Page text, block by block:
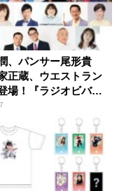
、パンサー尾形貴
正蔵、ウエストラン
場！『ラジオビバリ